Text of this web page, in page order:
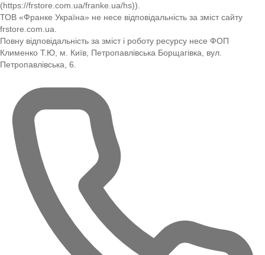
(https://frstore.com.ua/franke.ua/hs)).
ТОВ «Франке Україна» не несе відповідальність за зміст сайту
frstore.com.ua.
Повну відповідальність за зміст і роботу ресурсу несе ФОП
Клименко Т.Ю, м. Київ, Петропавлівська Борщагівка, вул.
Петропавлівська, 6.